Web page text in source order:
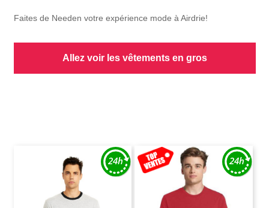
Faites de Needen votre expérience mode à Airdrie!
Allez voir les vêtements en gros